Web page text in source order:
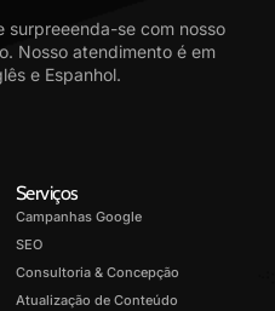
surpreeenda-se com nosso
Nosso atendimento é em
e Espanhol.
Serviços
Campanhas Google
SEO
Consultoria & Concepção
Atualização de Conteúdo